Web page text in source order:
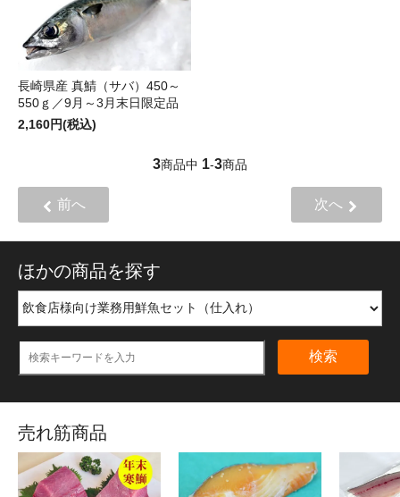
長崎県産 真鯖（サバ）450～
550ｇ／9月～3月末日限定品
2,160円(税込)
3商品中 1-3商品
前へ 次へ
ほかの商品を探す
検索
売れ筋商品